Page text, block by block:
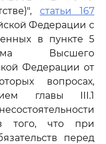
статьи 167
Федерации с
в пункте 5
Высшего
Федерации от
вопросах,
главы III.1
того, что при
перед